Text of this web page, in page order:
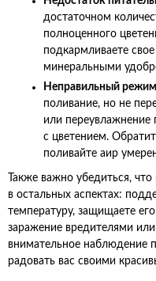
достаточном
полноценного
подкармливаете
минеральными
Неправильный
поливание, но не
или
с цветением.
поливайте аир
Также важно убедиться,
в остальных аспектах:
температуру, защищаете
заражение вредителями
внимательное наблюдение
радовать вас своими